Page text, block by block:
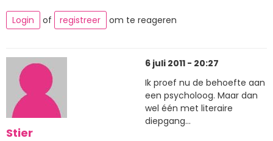
Login of registreer om te reageren
Stier
6 juli 2011 - 20:27
Ik proef nu de behoefte aan
een psycholoog. Maar dan
wel één met literaire
diepgang...